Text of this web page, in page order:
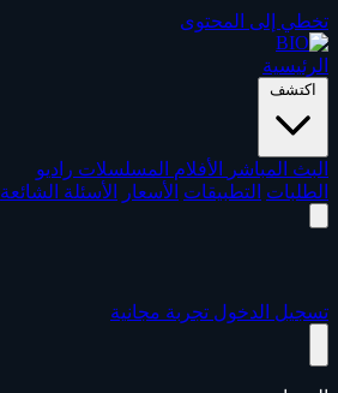
تخطي إلى المحتوى
الرئيسية
اكتشف
البث المباشر الأفلام المسلسلات راديو
الطلبات التطبيقات الأسعار الأسئلة الشائعة
تسجيل الدخول تجربة مجانية